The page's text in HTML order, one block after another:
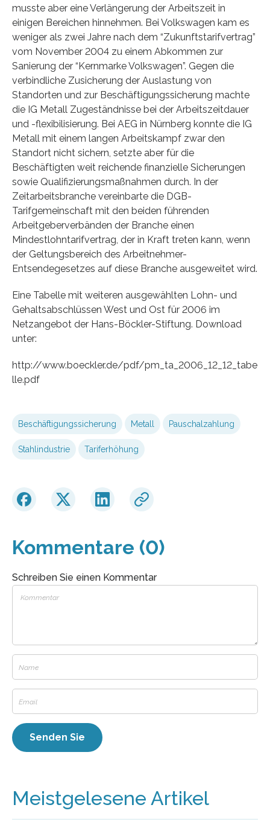
musste aber eine Verlängerung der Arbeitszeit in
einigen Bereichen hinnehmen. Bei Volkswagen kam es
weniger als zwei Jahre nach dem “Zukunftstarifvertrag”
vom November 2004 zu einem Abkommen zur
Sanierung der “Kernmarke Volkswagen”. Gegen die
verbindliche Zusicherung der Auslastung von
Standorten und zur Beschäftigungssicherung machte
die IG Metall Zugeständnisse bei der Arbeitszeitdauer
und -flexibilisierung. Bei AEG in Nürnberg konnte die IG
Metall mit einem langen Arbeitskampf zwar den
Standort nicht sichern, setzte aber für die
Beschäftigten weit reichende finanzielle Sicherungen
sowie Qualifizierungsmaßnahmen durch. In der
Zeitarbeitsbranche vereinbarte die DGB-
Tarifgemeinschaft mit den beiden führenden
Arbeitgeberverbänden der Branche einen
Mindestlohntarifvertrag, der in Kraft treten kann, wenn
der Geltungsbereich des Arbeitnehmer-
Entsendegesetzes auf diese Branche ausgeweitet wird.
Eine Tabelle mit weiteren ausgewählten Lohn- und
Gehaltsabschlüssen West und Ost für 2006 im
Netzangebot der Hans-Böckler-Stiftung. Download
unter:
http://www.boeckler.de/pdf/pm_ta_2006_12_12_tabe
lle.pdf
Beschäftigungssicherung Metall Pauschalzahlung
Stahlindustrie Tariferhöhung
Kommentare (0)
Schreiben Sie einen Kommentar
Meistgelesene Artikel